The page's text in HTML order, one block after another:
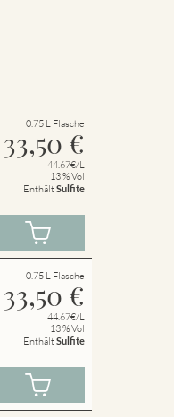
0.75 L Flasche
33,50 €
44.67€/L
13 % Vol
EnthältSulfite
0.75 L Flasche
33,50 €
44.67€/L
13 % Vol
EnthältSulfite